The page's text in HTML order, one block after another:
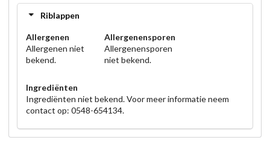
Riblappen
Allergenen
Allergenen niet
bekend.
Allergenensporen
Allergenensporen
niet bekend.
Ingrediënten
Ingrediënten niet bekend. Voor meer informatie neem
contact op: 0548-654134.